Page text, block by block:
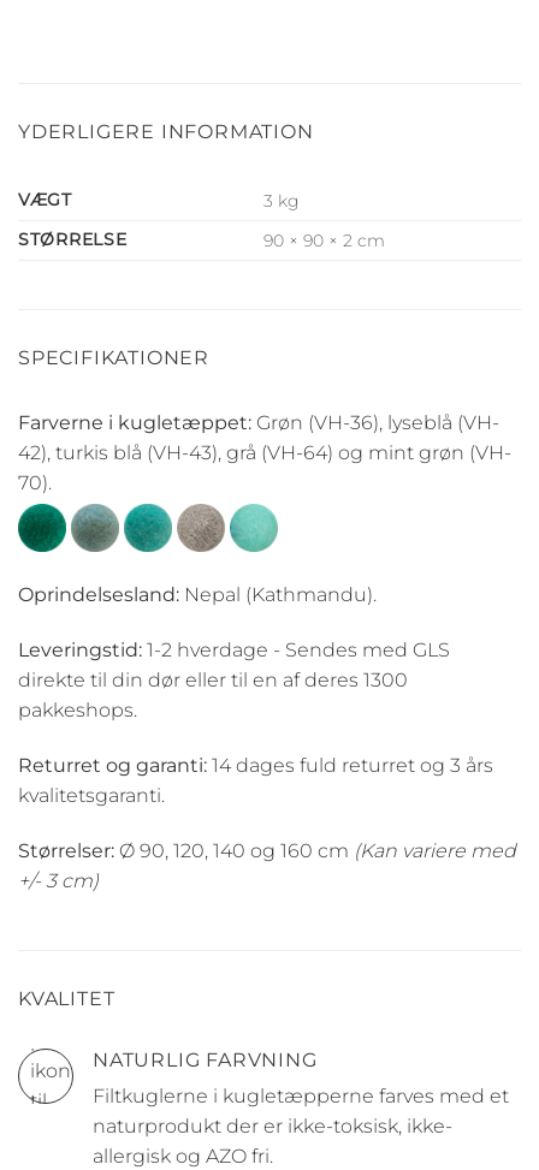
YDERLIGERE INFORMATION
VÆGT
3 kg
STØRRELSE
90 × 90 × 2 cm
SPECIFIKATIONER
Farverne i kugletæppet: Grøn (VH-36), lyseblå (VH-
42), turkis blå (VH-43), grå (VH-64) og mint grøn (VH-
70).
Oprindelsesland: Nepal (Kathmandu).
Leveringstid: 1-2 hverdage - Sendes med GLS
direkte til din dør eller til en af deres 1300
pakkeshops.
Returret og garanti: 14 dages fuld returret og 3 års
kvalitetsgaranti.
Størrelser: Ø 90, 120, 140 og 160 cm (Kan variere med
+/- 3 cm)
KVALITET
NATURLIG FARVNING
Filtkuglerne i kugletæpperne farves med et
naturprodukt der er ikke-toksisk, ikke-
allergisk og AZO fri.